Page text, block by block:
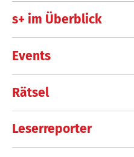
s+ im Überblick
Events
Rätsel
Leserreporter